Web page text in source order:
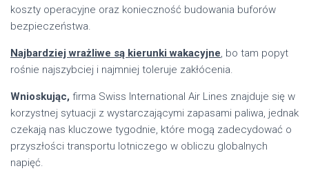
koszty operacyjne oraz konieczność budowania buforów
bezpieczeństwa.
Najbardziej wrażliwe są kierunki wakacyjne, bo tam popyt
rośnie najszybciej i najmniej toleruje zakłócenia.
Wnioskując, firma Swiss International Air Lines znajduje się w
korzystnej sytuacji z wystarczającymi zapasami paliwa, jednak
czekają nas kluczowe tygodnie, które mogą zadecydować o
przyszłości transportu lotniczego w obliczu globalnych
napięć.